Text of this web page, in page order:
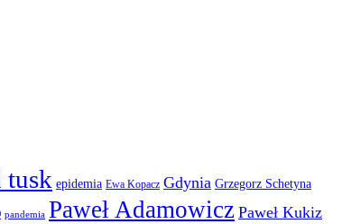
tusk epidemia Ewa Kopacz Gdynia Grzegorz Schetyna
pandemia Paweł Adamowicz Paweł Kukiz